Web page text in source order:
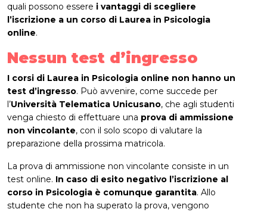
quali possono essere i vantaggi di scegliere
l’iscrizione a un corso di Laurea in Psicologia
online.
Nessun test d’ingresso
I corsi di Laurea in Psicologia online non hanno un
test d’ingresso. Può avvenire, come succede per
l’Università Telematica Unicusano, che agli studenti
venga chiesto di effettuare una prova di ammissione
non vincolante, con il solo scopo di valutare la
preparazione della prossima matricola.
La prova di ammissione non vincolante consiste in un
test online. In caso di esito negativo l’iscrizione al
corso in Psicologia è comunque garantita. Allo
studente che non ha superato la prova, vengono